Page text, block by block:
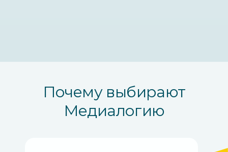
Почему выбирают
Медиалогию